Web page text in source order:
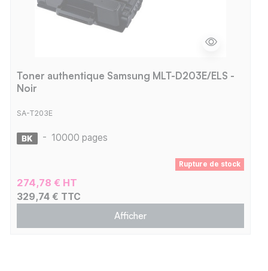
Toner authentique Samsung MLT-D203E/ELS -
Noir
SA-T203E
- 10000 pages
Rupture de stock
274,78 € HT
329,74 € TTC
Afficher